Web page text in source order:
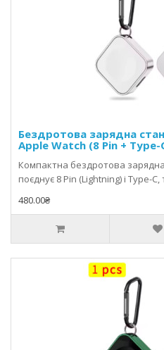
Бездротова зарядна
Apple Watch (8 Pin +
Компактна бездротова зарядна
поєднує 8 Pin (Lightning) і Type-C,
480.00₴